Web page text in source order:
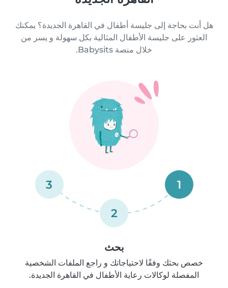
هل أنت بحاجة إلى جليسة أطفال في القاهرة الجديدة؟ يمكنك
العثور على جليسة الأطفال المثالية بكل سهولة و يسر من
خلال منصة Babysits.
1
2
3
بحث
خصص بحثك وفقًا لاحتياجاتك و راجع الملفات الشخصية
المفصلة لوكالات رعاية الأطفال في القاهرة الجديدة.